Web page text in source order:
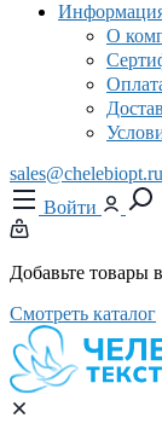
О
sales@chelebiopt.ru
Войти
Добавьте товары
Смотреть каталог